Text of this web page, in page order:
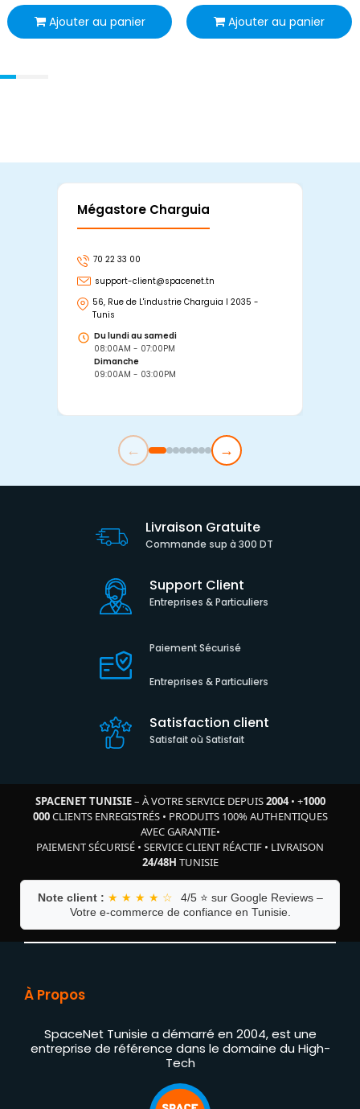
Ajouter au panier Ajouter au panier
Mégastore Charguia
70 22 33 00
support-client@spacenet.tn
56, Rue de L'industrie Charguia I 2035 -
Tunis
Du lundi au samedi
08:00AM - 07:00PM
Dimanche
09:00AM - 03:00PM
← →
Livraison Gratuite
Commande sup à 300 DT
Support Client
Entreprises & Particuliers
Paiement Sécurisé
Entreprises & Particuliers
Satisfaction client
Satisfait où Satisfait
SPACENET TUNISIE– À VOTRE SERVICE DEPUIS2004• +1000
000CLIENTS ENREGISTRÉS• PRODUITS 100% AUTHENTIQUES
AVEC GARANTIE•
PAIEMENT SÉCURISÉ • SERVICE CLIENT RÉACTIF • LIVRAISON
24/48H TUNISIE
Note client : ★ ★ ★ ★ ☆
4/5 ⭐ sur Google Reviews –
Votre e-commerce de confiance en Tunisie.
À Propos
SpaceNet Tunisie a démarré en 2004, est une
entreprise de référence dans le domaine du High-
Tech